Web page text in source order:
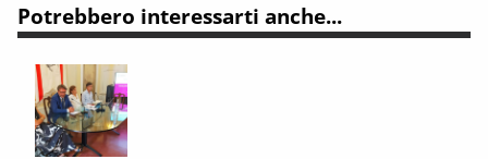
Potrebbero interessarti anche...